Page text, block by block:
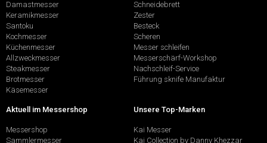
Damastmesser
Keramikmesser
Santoku
Kochmesser
Küchenmesser
Allzweckmesser
Steakmesser
Brotmesser
Käsemesser
Schneidebrett
Zester
Besteck
Scheren
Messer schleifen
Messerschärf-Workshop
Nachschleif-Service
Führung sknife Manufaktur
Aktuell im Messershop
Messershop
Sammlermesser
Unsere Top-Marken
Kai Messer
Kai Collection by Danny Khezzar